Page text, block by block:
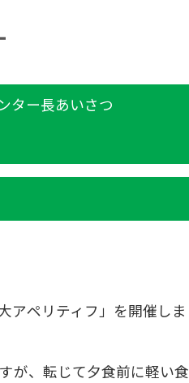
ター長あいさつ
アペリティフ」を開催しま
が、転じて夕食前に軽い食